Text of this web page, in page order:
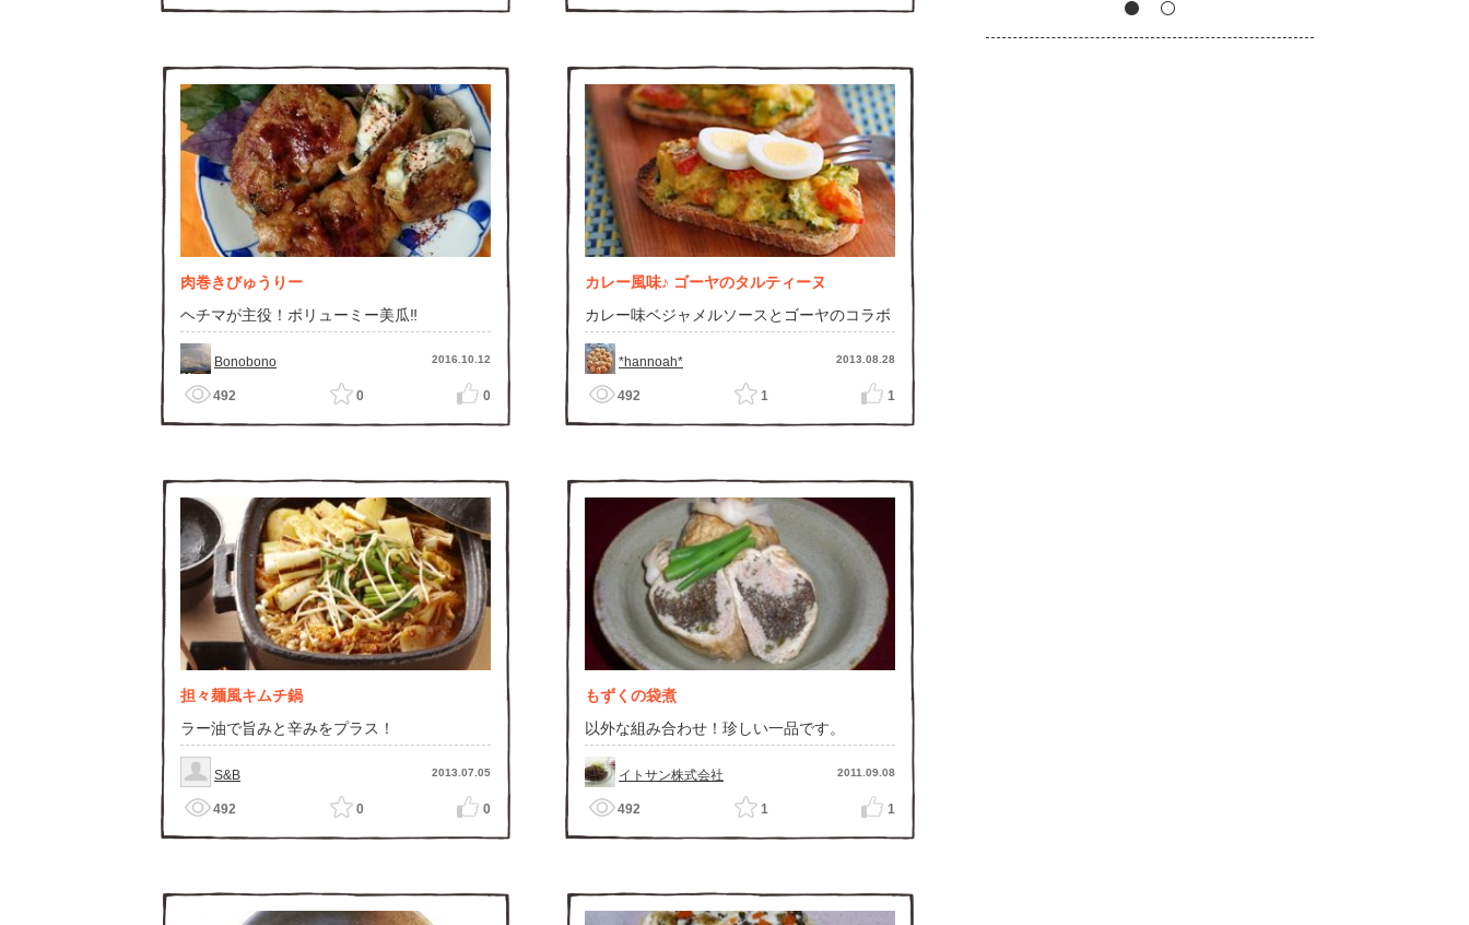
肉巻きびゅうりー
ヘチマが主役！ボリューミー美瓜‼
Bonobono 2016.10.12
492 0 0
カレー風味♪ ゴーヤのタルティーヌ
カレー味ベジャメルソースとゴーヤのコラボ
*hannoah* 2013.08.28
492 1 1
担々麺風キムチ鍋
ラー油で旨みと辛みをプラス！
S&B 2013.07.05
492 0 0
もずくの袋煮
以外な組み合わせ！珍しい一品です。
イトサン株式会社 2011.09.08
492 1 1